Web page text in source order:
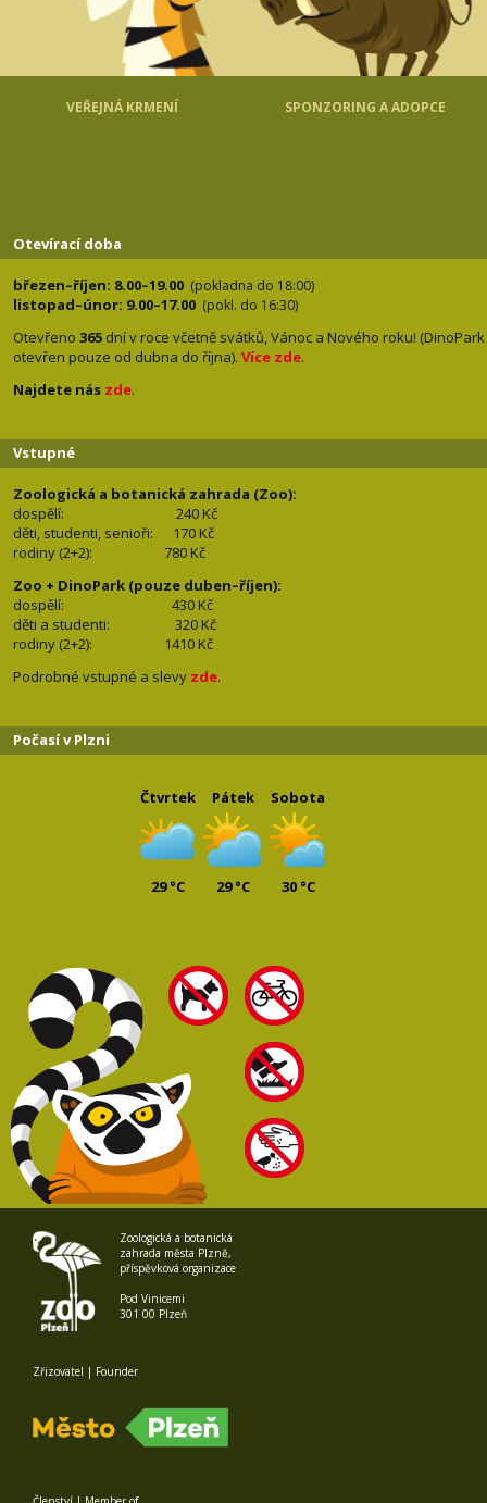
VEŘEJNÁ KRMENÍ SPONZORING A ADOPCE
Otevírací doba
březen–říjen: 8.00–19.00 (pokladna do 18:00)
listopad–únor: 9.00–17.00 (pokl. do 16:30)
Otevřeno 365 dní v roce včetně svátků, Vánoc a Nového roku! (DinoPark
otevřen pouze od dubna do října). Více zde.
Najdete nás zde.
Vstupné
Zoologická a botanická zahrada (Zoo):
dospělí:
240 Kč
děti, studenti, senioři: 170 Kč
rodiny (2+2): 780 Kč
Zoo + DinoPark (pouze duben–říjen):
dospělí: 430 Kč
děti a studenti: 320 Kč
rodiny (2+2): 1410 Kč
Podrobné vstupné a slevy zde.
Počasí v Plzni
Čtvrtek
29 °C
Pátek
29 °C
Sobota
30 °C
Zoologická a botanická
zahrada města Plzně,
příspěvková organizace
Pod Vinicemi
301 00 Plzeň
Zřizovatel | Founder